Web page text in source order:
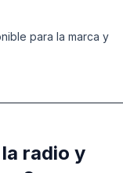
para la marca y
radio y